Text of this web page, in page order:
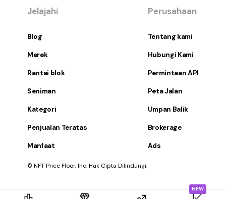
NEW
Jelajahi
Blog
Merek
Rantai blok
Seniman
Kategori
Penjualan Teratas
Manfaat
Perusahaan
Tentang kami
Hubungi Kami
Permintaan API
Peta Jalan
Umpan Balik
Brokerage
Ads
© NFT Price Floor, Inc. Hak Cipta Dilindungi.